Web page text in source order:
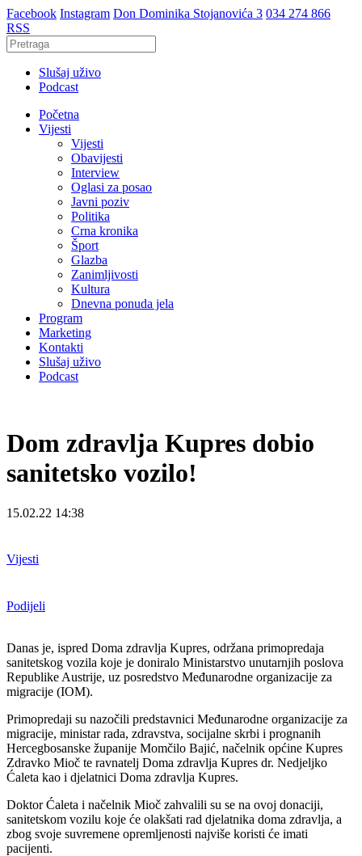
Facebook Instagram Don Dominika Stojanovića 3 034 274 866
RSS
Slušaj uživo
Podcast
Početna
Vijesti
Vijesti
Obavijesti
Interview
Oglasi za posao
Javni poziv
Politika
Crna kronika
Šport
Glazba
Zanimljivosti
Kultura
Dnevna ponuda jela
Program
Marketing
Kontakti
Slušaj uživo
Podcast
Dom zdravlja Kupres dobio
sanitetsko vozilo!
15.02.22 14:38
Vijesti
Podijeli
Danas je, ispred Doma zdravlja Kupres, održana primopredaja
sanitetskog vozila koje je doniralo Ministarstvo unutarnjih poslova
Republike Austrije, uz posredstvo Međunarodne organizacije za
migracije (IOM).
Primopredaji su nazočili predstavnici Međunarodne organizacije za
migracije, ministar rada, zdravstva, socijalne skrbi i prognanih
Hercegbosanske županije Momčilo Bajić, načelnik općine Kupres
Zdravko Mioč te ravnatelj Doma zdravlja Kupres dr. Nedjeljko
Ćaleta kao i djelatnici Doma zdravlja Kupres.
Doktor Ćaleta i načelnik Mioč zahvalili su se na ovoj donaciji,
sanitetskom vozilu koje će olakšati rad djelatnika doma zdravlja, a
zbog svoje suvremene opremljenosti najviše koristi će imati
pacijenti.